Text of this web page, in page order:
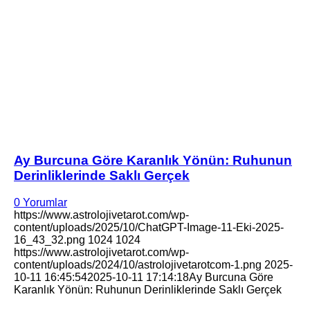
Ay Burcuna Göre Karanlık Yönün: Ruhunun
Derinliklerinde Saklı Gerçek
0 Yorumlar
https://www.astrolojivetarot.com/wp-
content/uploads/2025/10/ChatGPT-Image-11-Eki-2025-
16_43_32.png 1024 1024
https://www.astrolojivetarot.com/wp-
content/uploads/2024/10/astrolojivetarotcom-1.png 2025-
10-11 16:45:542025-10-11 17:14:18Ay Burcuna Göre
Karanlık Yönün: Ruhunun Derinliklerinde Saklı Gerçek